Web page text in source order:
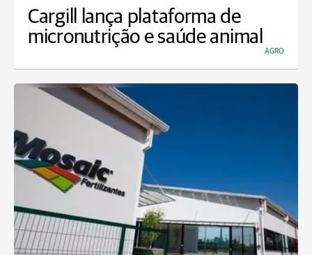
Cargill lança plataforma de
micronutrição e saúde animal
AGRO